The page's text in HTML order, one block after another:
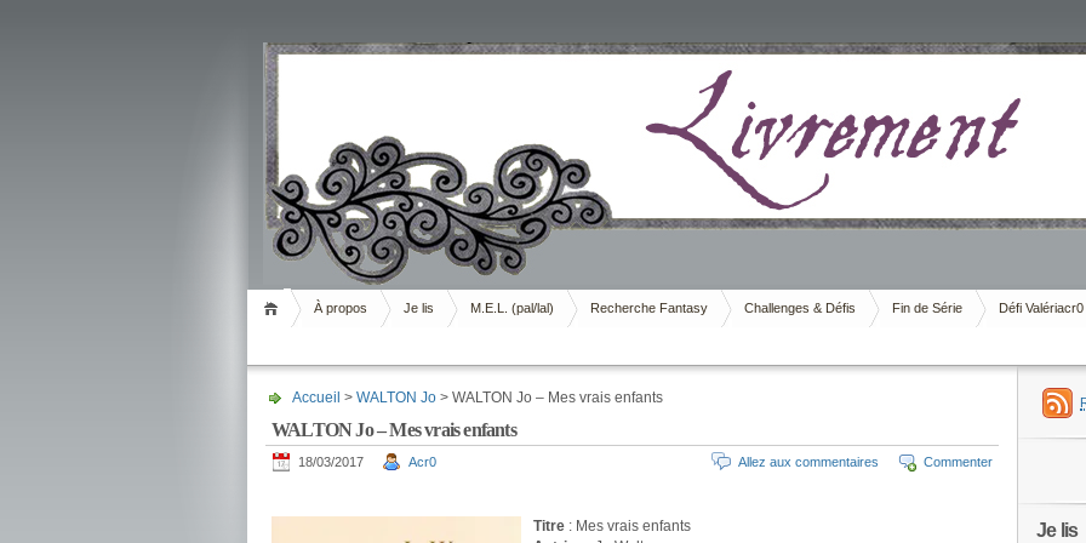
Livrement
À propos Je lis M.E.L. (pal/lal) Recherche Fantasy Challenges & Défis Fin de Série Défi Valériacr0
Accueil > WALTON Jo > WALTON Jo – Mes vrais enfants
WALTON Jo – Mes vrais enfants
18/03/2017 Acr0 Commenter
Allez aux commentaires
Titre : Mes vrais enfants
Je lis